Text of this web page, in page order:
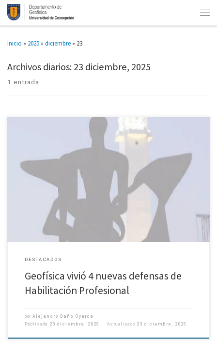
Inicio » 2025 » diciembre » 23
Archivos diarios:23 diciembre, 2025
1 entrada
Geofísica UdeC fue protagonista de una intensa semana académica con la
realización de cuatro defensas de tesis de Habilitación Profesional en las
que los y las futuros profesionales investigaron temáticas […]
DESTACADOS
Geofísica vivió 4 nuevas defensas de
Habilitación Profesional
por Alejandro Baño Oyarce
Publicada 23 diciembre, 2025 Actualizado 23 diciembre, 2025